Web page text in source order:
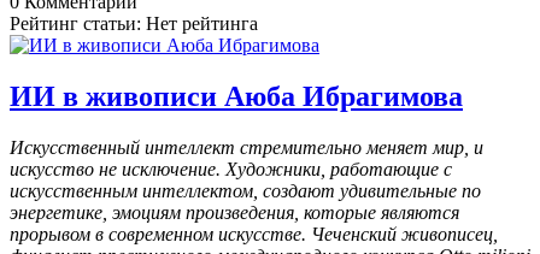
Рейтинг статьи: Нет рейтинга
ИИ в живописи Аюба Ибрагимова
Искусственный интеллект стремительно меняет мир, и
искусство не исключение. Художники, работающие с
искусственным интеллектом, создают удивительные по
энергетике, эмоциям произведения, которые являются
прорывом в современном искусстве. Чеченский живописец,